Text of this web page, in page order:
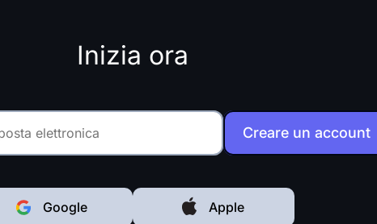
Inizia ora
Creare un account
Google Apple